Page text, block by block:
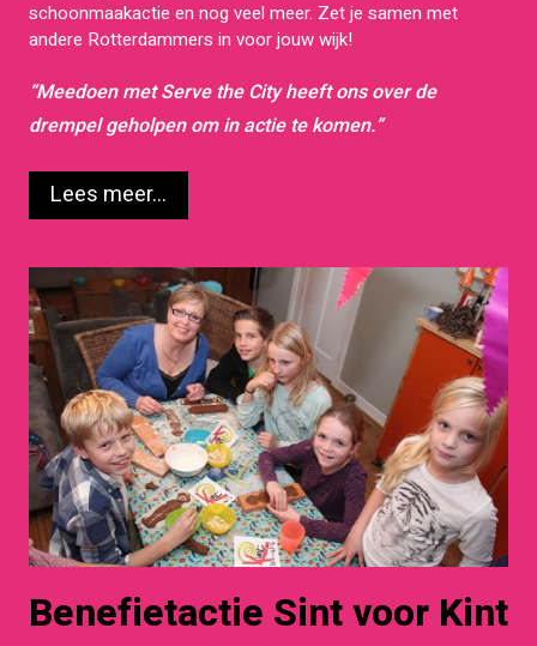
schoonmaakactie en nog veel meer. Zet je samen met
andere Rotterdammers in voor jouw wijk!
“Meedoen met Serve the City heeft ons over de
drempel geholpen om in actie te komen.”
Lees meer...
Benefietactie Sint voor Kint